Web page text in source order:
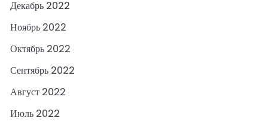
Декабрь 2022
Ноябрь 2022
Октябрь 2022
Сентябрь 2022
Август 2022
Июль 2022